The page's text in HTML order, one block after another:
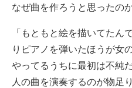
なぜ曲を作ろうと思ったの
「もともと絵を描いてたん
りピアノを弾いたほうが女
やってるうちに最初は不純
人の曲を演奏するのが物足